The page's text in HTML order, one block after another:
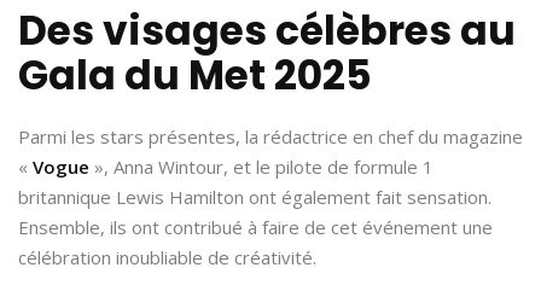
Des visages célèbres au
Gala du Met 2025
Parmi les stars présentes, la rédactrice en chef du magazine
« Vogue », Anna Wintour, et le pilote de formule 1
britannique Lewis Hamilton ont également fait sensation.
Ensemble, ils ont contribué à faire de cet événement une
célébration inoubliable de créativité.